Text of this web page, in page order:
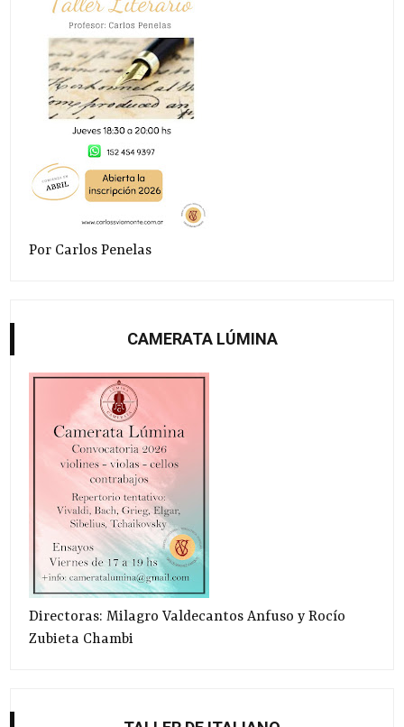
Por Carlos Penelas
CAMERATA LÚMINA
Directoras: Milagro Valdecantos Anfuso y Rocío
Zubieta Chambi